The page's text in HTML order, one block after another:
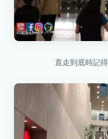
直走到底時記